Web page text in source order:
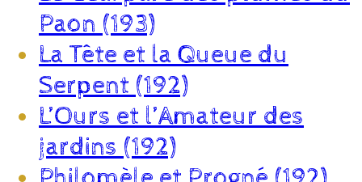
Paon (193)
La Tête et la Queue du
Serpent (192)
L’Ours et l’Amateur des
jardins (192)